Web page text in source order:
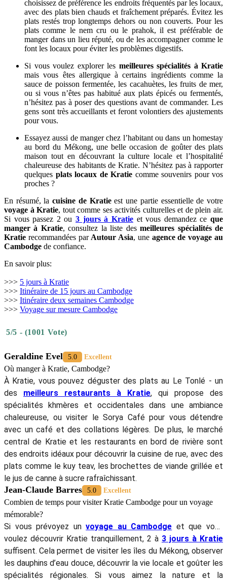
choisissez de préférence les endroits fréquentés par les locaux,
avec des plats bien chauds et fraîchement préparés. Évitez les
plats restés trop longtemps dehors ou non couverts. Pour les
plats comme le nem cru ou le prahok, il est préférable de
manger dans un lieu réputé, ou de les accompagner comme le
font les locaux pour éviter les problèmes digestifs.
Si vous voulez explorer les meilleures spécialités à Kratie
mais vous êtes allergique à certains ingrédients comme la
sauce de poisson fermentée, les cacahuètes, les fruits de mer,
ou si vous n’êtes pas habitué aux plats épicés ou fermentés,
n’hésitez pas à poser des questions avant de commander. Les
gens sont très accueillants et feront volontiers des ajustements
pour vous.
Essayez aussi de manger chez l’habitant ou dans un homestay
au bord du Mékong, une belle occasion de goûter des plats
maison tout en découvrant la culture locale et l’hospitalité
chaleureuse des habitants de Kratie. N’hésitez pas à rapporter
quelques plats locaux de Kratie comme souvenirs pour vos
proches ?
En résumé, lacuisine de Kratieest une partie essentielle de votre
voyage à Kratie, tout comme ses activités culturelles et de plein air.
Si vous passez 2 ou3 jours à Kratieet vous demandez ceque
manger à Kratie, consultez la liste desmeilleures spécialités de
Kratie recommandées par Autour Asia, une agence de voyage au
Cambodge de confiance.
En savoir plus:
>>> 5 jours à Kratie
>>> Itinéraire de 15 jours au Cambodge
>>> Itinéraire deux semaines Cambodge
>>> Voyage sur mesure Cambodge
5/5 - (1001 Vote)
Geraldine Evel 5.0 Excellent
Où manger à Kratie, Cambodge?
À Kratie, vous pouvez déguster des plats au Le Tonlé - un
des meilleurs restaurants à Kratie, qui propose des
spécialités khmères et occidentales dans une ambiance
chaleureuse, ou visiter le Sorya Café pour vous détendre
avec un café et des collations légères. De plus, le marché
central de Kratie et les restaurants en bord de rivière sont
des endroits idéaux pour découvrir la cuisine de rue, avec des
plats comme le kuy teav, les brochettes de viande grillée et
le jus de canne à sucre rafraîchissant.
Jean-Claude Barres 5.0 Excellent
Combien de temps pour visiter Kratie Cambodge pour un voyage
mémorable?
Si vous prévoyez unvoyage au Cambodge et que vous
voulez découvrir Kratie tranquillement, 2 à 3 jours à Kratie
suffisent. Cela permet de visiter les îles du Mékong, observer
les dauphins d’eau douce, découvrir la vie locale et goûter les
spécialités régionales. Si vous aimez la nature et la